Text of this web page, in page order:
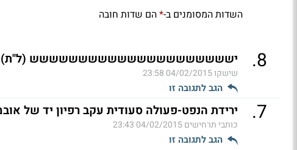
השדות המסומנים ב-*הם שדות חובה
8
. יששששששששששששששששששששש (ל"ת)
שישקו04/02/2015 23:58
הגב לתגובה זו
7
. ירידת הנפט-פעולה סעודית עקב רפיון יד של
כותבי תרחישים04/02/2015 23:43
הגב לתגובה זו